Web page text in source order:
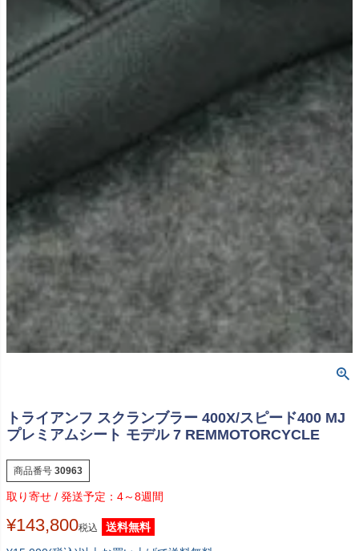
トライアンフ スクランブラー 400X/スピード400 MJ
プレミアムシート モデル 7 REMMOTORCYCLE
商品番号 30963
4～8週間
¥143,800税込
送料無料